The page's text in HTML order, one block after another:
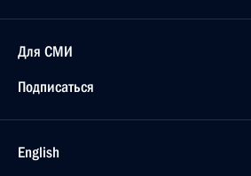
Для СМИ
Подписаться
English